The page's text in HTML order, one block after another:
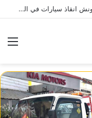
ونش انقاذ ابراهيم السيد اسرع وارخص ونش انقاذ سيارات في المنصورة نصلك في خلال 10 دقائق بحد اقصي اتصل بنا الان 01080793999